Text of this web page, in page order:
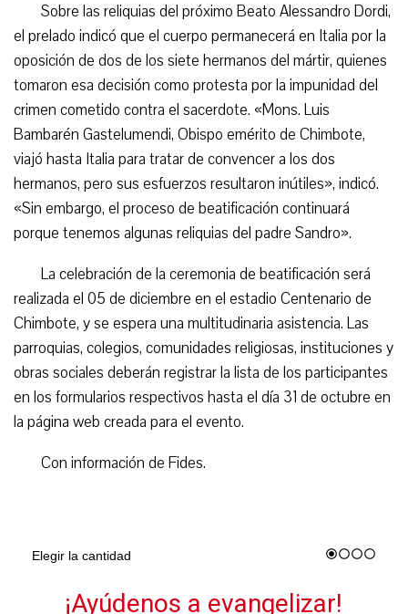
Sobre las reliquias del próximo Beato Alessandro Dordi,
el prelado indicó que el cuerpo permanecerá en Italia por la
oposición de dos de los siete hermanos del mártir, quienes
tomaron esa decisión como protesta por la impunidad del
crimen cometido contra el sacerdote. «Mons. Luis
Bambarén Gastelumendi, Obispo emérito de Chimbote,
viajó hasta Italia para tratar de convencer a los dos
hermanos, pero sus esfuerzos resultaron inútiles», indicó.
«Sin embargo, el proceso de beatificación continuará
porque tenemos algunas reliquias del padre Sandro».
La celebración de la ceremonia de beatificación será
realizada el 05 de diciembre en el estadio Centenario de
Chimbote, y se espera una multitudinaria asistencia. Las
parroquias, colegios, comunidades religiosas, instituciones y
obras sociales deberán registrar la lista de los participantes
en los formularios respectivos hasta el día 31 de octubre en
la página web creada para el evento.
Con información de Fides.